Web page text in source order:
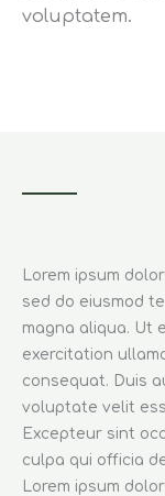
voluptatem.
Lorem ipsum
sed do eiusmod
magna aliqua. Ut
exercitation
consequat. Duis
voluptate velit
Excepteur sint
culpa qui officia
Lorem ipsum